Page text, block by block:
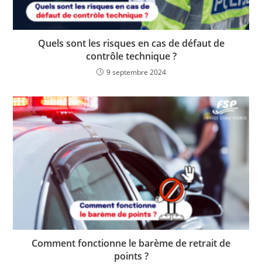
Quels sont les risques en cas de défaut de
contrôle technique ?
9 septembre 2024
Comment fonctionne le barème de retrait de
points ?